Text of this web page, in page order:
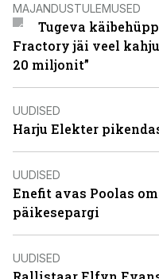
MAJANDUSTULEMUSED
Tugeva
Fractory jäi veel
20 miljonit”
UUDISED
Harju Elekter
UUDISED
Enefit avas Poolas
päikesepargi
UUDISED